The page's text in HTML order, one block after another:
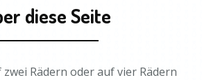
diese Seite
Rädern oder auf vier Rädern